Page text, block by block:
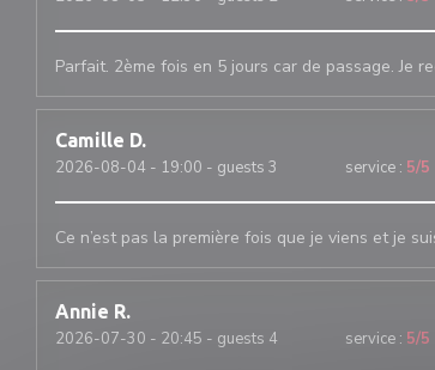
Parfait. 2ème fois en 5 jours car de passage. Je
Camille D
2026-08-04 - 19:00 - guests 3 service : 5/5
Ce n’est pas la première fois que je viens et je
Annie R
2026-07-30 - 20:45 - guests 4 service : 5/5